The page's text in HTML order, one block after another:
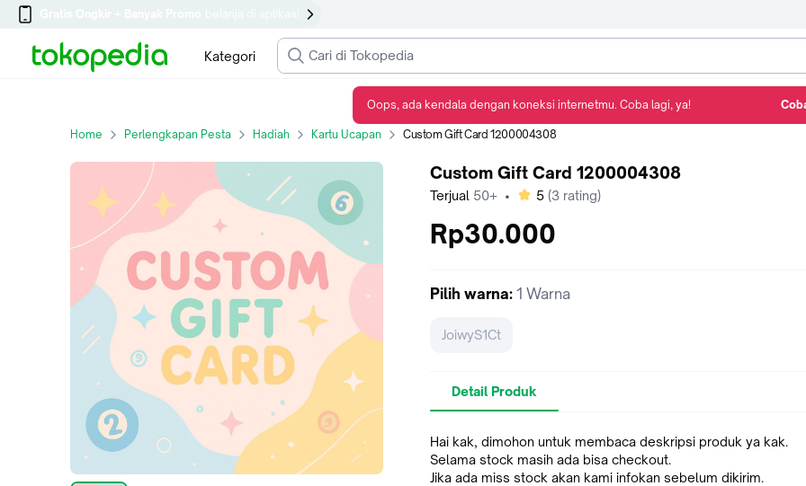
Kategori
Home Perlengkapan Pesta Hadiah Kartu Ucapan Custom Gift Card 1200004308
Custom Gift Card 1200004308
Terjual 50+ • bintang
5 (3 rating)
Rp30.000
Pilih warna: 1 Warna
JoiwyS1Ct
Detail Produk
Hai kak, dimohon untuk membaca deskripsi produk ya kak.
Selama stock masih ada bisa checkout.
Jika ada miss stock akan kami infokan sebelum dikirim.
Oops, ada kendala dengan koneksi internetmu. Coba lagi, ya!